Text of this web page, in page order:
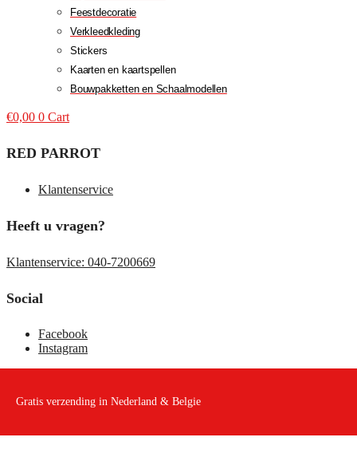
Feestdecoratie
Verkleedkleding
Stickers
Kaarten en kaartspellen
Bouwpakketten en Schaalmodellen
€0,00 0 Cart
RED PARROT
Klantenservice
Heeft u vragen?
Klantenservice: 040-7200669
Social
Facebook
Instagram
Gratis verzending in Nederland & Belgie